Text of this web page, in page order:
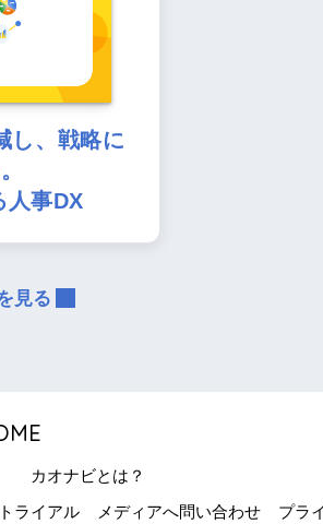
し、戦略に
人事DX
見る
カオナビとは？
ライアル メディアへ問い合わせ プラ